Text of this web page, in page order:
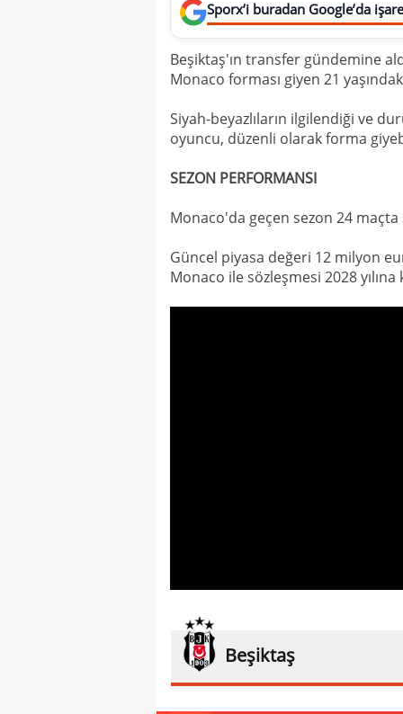
Sporx’i buradan Google’da
Beşiktaş'ın transfer gündemine
Monaco forması giyen 21
Siyah-beyazlıların ilgilendiği ve
oyuncu, düzenli olarak forma
SEZON PERFORMANSI
Monaco'da geçen sezon 24
Güncel piyasa değeri 12 milyon
Monaco ile sözleşmesi 2028
Beşiktaş